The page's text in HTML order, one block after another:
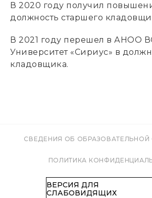
В 2020 году получил
должность старшего
В 2021 году перешел в АНОО
Университет «Сириус» в
кладовщика.
СВЕДЕНИЯ ОБ ОБРАЗОВАТЕЛЬНОЙ
ПОЛИТИКА
ВЕРСИЯ ДЛЯ
СЛАБОВИДЯЩИХ